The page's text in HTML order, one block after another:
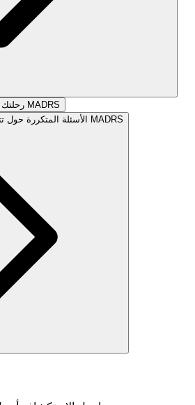
رحلتك نحو الوضوح، مدعومة بأداة MADRS
الأسئلة المتكررة حول تتبع وعلاج الاكتئاب باستخدام MADRS